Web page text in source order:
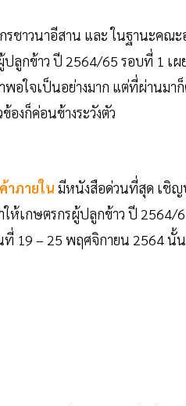
รชาวนาอีสาน และ ในฐานะค
ปลูกข้าว ปี 2564/65 รอบที่ 1 เ
พอใจเป็นอย่างมาก แต่ที่ผ่านมา
องก็ค่อนข้างระวังตัว
าภายใน มีหนังสือด่วนที่สุด เชิญ
ห้เกษตรกรผู้ปลูกข้าว ปี 2564/
ที่ 19 – 25 พฤศจิกายน 2564